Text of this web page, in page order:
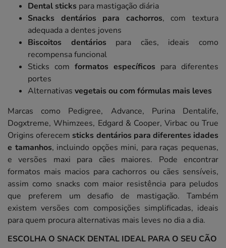
Dental sticks para mastigação diária
Snacks dentários para cachorros, com textura
adequada a dentes jovens
Biscoitos dentários para cães, ideais como
recompensa funcional
Sticks com formatos específicos para diferentes
portes
Alternativas vegetais ou com fórmulas mais leves
Marcas como Pedigree, Advance, Purina Dentalife,
Dogxtreme, Whimzees, Edgard & Cooper, Virbac ou True
Origins oferecemsticks dentários para diferentes idades
e tamanhos, incluindo opções mini, para raças pequenas,
e versões maxi para cães maiores. Pode encontrar
formatos mais macios para cachorros ou cães sensíveis,
assim como snacks com maior resistência para peludos
que preferem um desafio de mastigação. Também
existem versões com composições simplificadas, ideais
para quem procura alternativas mais leves no dia a dia.
ESCOLHA O SNACK DENTAL IDEAL PARA O SEU CÃO